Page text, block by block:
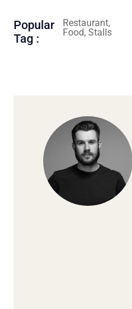
Popular
Tag :
Restaurant,
Food, Stalls